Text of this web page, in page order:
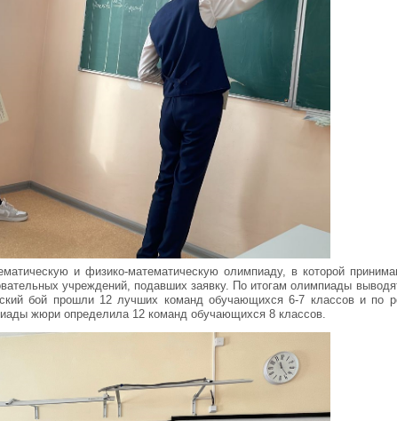
и физико-математическую олимпиаду, в которой
учреждений, подавших заявку. По итогам олимпиады
бой прошли 12 лучших команд обучающихся 6-7 классов и по
жюри определила 12 команд обучающихся 8 классов.